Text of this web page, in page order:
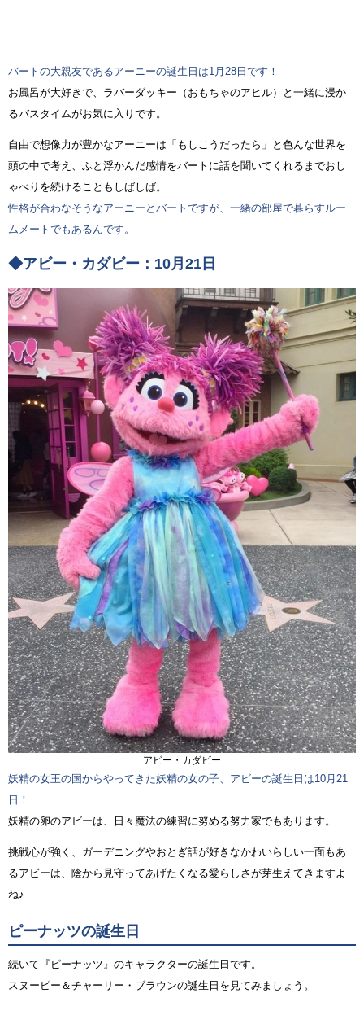
バートの大親友であるアーニーの誕生日は1月28日です！
お風呂が大好きで、ラバーダッキー（おもちゃのアヒル）と一緒に浸か
るバスタイムがお気に入りです。
自由で想像力が豊かなアーニーは「もしこうだったら」と色んな世界を
頭の中で考え、ふと浮かんだ感情をバートに話を聞いてくれるまでおし
ゃべりを続けることもしばしば。
性格が合わなそうなアーニーとバートですが、一緒の部屋で暮らすルー
ムメートでもあるんです。
◆アビー・カダビー：10月21日
アビー・カダビー
妖精の女王の国からやってきた妖精の女の子、アビーの誕生日は10月21
日！
妖精の卵のアビーは、日々魔法の練習に努める努力家でもあります。
挑戦心が強く、ガーデニングやおとぎ話が好きなかわいらしい一面もあ
るアビーは、陰から見守ってあげたくなる愛らしさが芽生えてきますよ
ね♪
ピーナッツの誕生日
続いて『ピーナッツ』のキャラクターの誕生日です。
スヌーピー＆チャーリー・ブラウンの誕生日を見てみましょう。